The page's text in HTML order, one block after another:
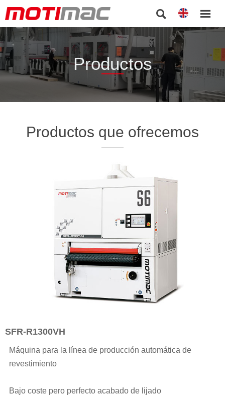
 
Productos
Productos que ofrecemos
SFR-R1300VH
Máquina para la línea de producción automática de
revestimiento
Bajo coste pero perfecto acabado de lijado